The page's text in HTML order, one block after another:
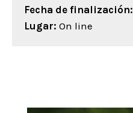
Fecha de finalización:
Lugar: On line